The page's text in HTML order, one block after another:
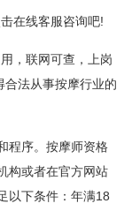
在线客服咨询吧!
，联网可查，上岗
法从事按摩行业的
程序。按摩师资格
构或者在官方网站
以下条件：年满18